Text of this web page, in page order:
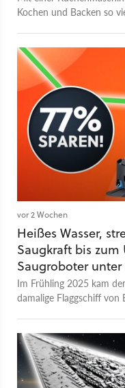
Kochen und Backen so
vor 2 Wochen
Heißes Wasser,
Saugkraft bis zum
Saugroboter
Wunder!
Im Frühling 2025 kam
damalige Flaggschiff